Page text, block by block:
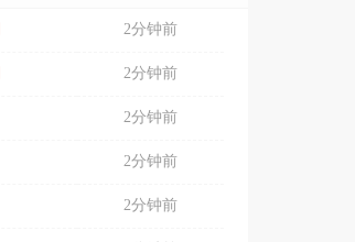
2分钟前
2分钟前
2分钟前
2分钟前
2分钟前